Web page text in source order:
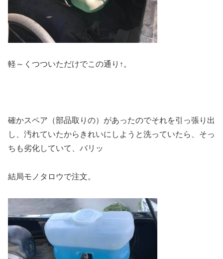
軽～くつついただけでこの通り↑。
確かスペア（部品取りの）があったのでそれを引っ張り出
し、汚れていたからきれいにしようと洗っていたら、そっ
ちも劣化していて、バリッ
結局モノタロウで注文。